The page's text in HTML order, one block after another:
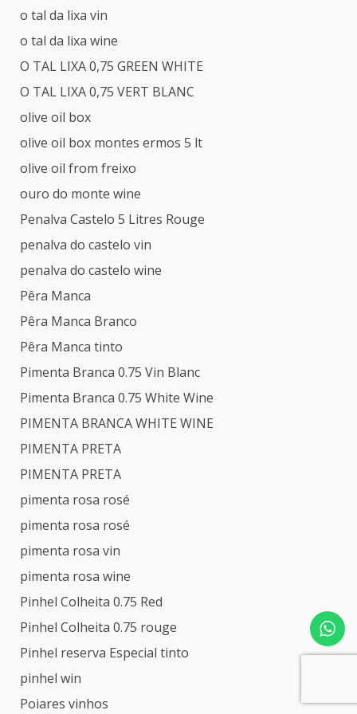
o tal da lixa vin
o tal da lixa wine
O TAL LIXA 0,75 GREEN WHITE
O TAL LIXA 0,75 VERT BLANC
olive oil box
olive oil box montes ermos 5 lt
olive oil from freixo
ouro do monte wine
Penalva Castelo 5 Litres Rouge
penalva do castelo vin
penalva do castelo wine
Pêra Manca
Pêra Manca Branco
Pêra Manca tinto
Pimenta Branca 0.75 Vin Blanc
Pimenta Branca 0.75 White Wine
PIMENTA BRANCA WHITE WINE
PIMENTA PRETA
PIMENTA PRETA
pimenta rosa rosé
pimenta rosa rosé
pimenta rosa vin
pimenta rosa wine
Pinhel Colheita 0.75 Red
Pinhel Colheita 0.75 rouge
Pinhel reserva Especial tinto
pinhel win
Poiares vinhos